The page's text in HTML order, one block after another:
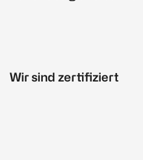
Wir sind zertifiziert